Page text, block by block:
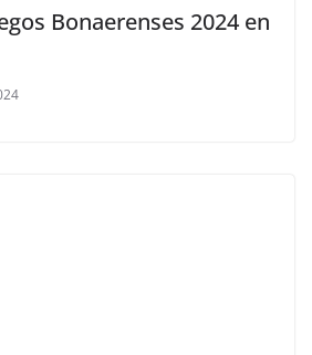
Bonaerenses 2024 en